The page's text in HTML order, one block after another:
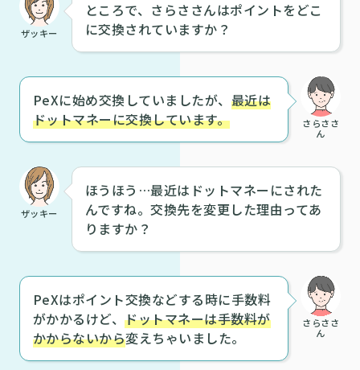
ザッキー
ところで、さらささんはポイントをどこ
に交換されていますか？
さらささ
ん
PeXに始め交換していましたが、 最近は
ドットマネーに交換しています。
ザッキー
ほうほう…最近はドットマネーにされた
んですね。交換先を変更した理由ってあ
りますか？
さらささ
ん
PeXはポイント交換などする時に手数料
がかかるけど、ドットマネーは手数料が
かからないから変えちゃいました。